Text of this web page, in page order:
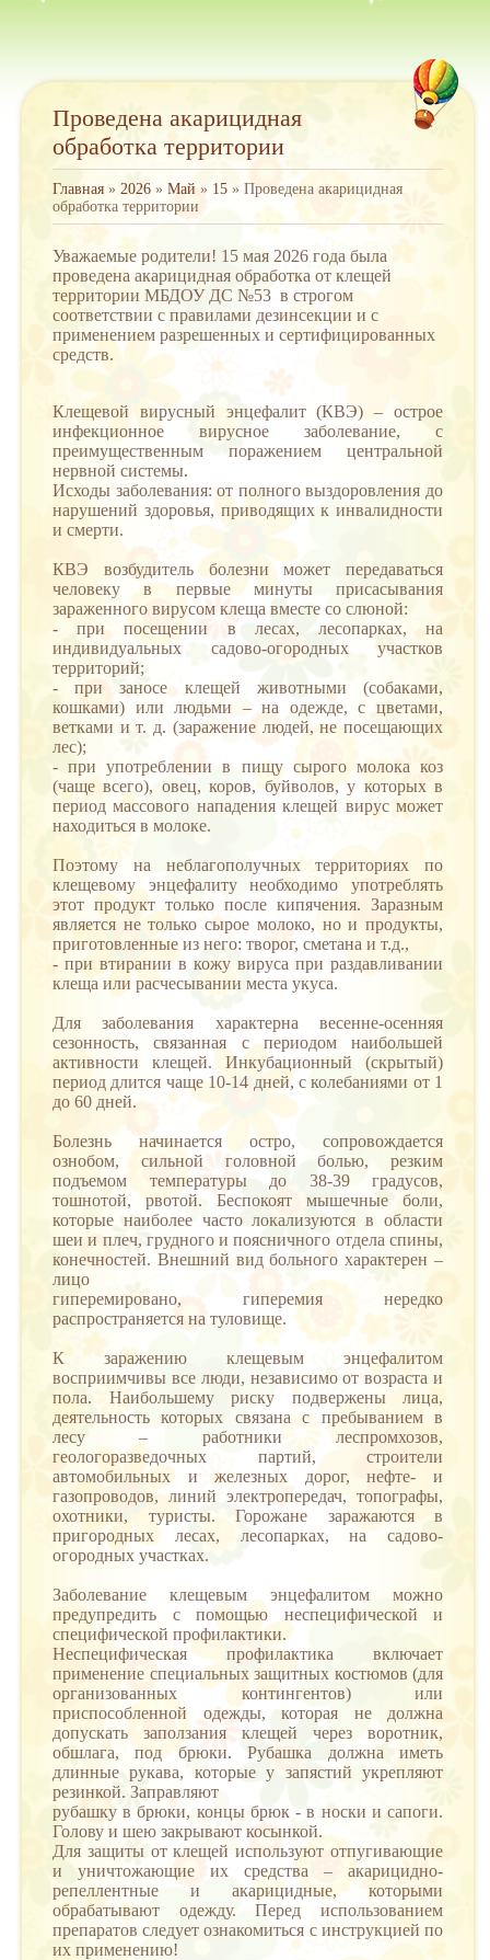
Проведена акарицидная
обработка территории
Главная » 2026 » Май » 15 » Проведена акарицидная
обработка территории
Уважаемые родители! 15 мая 2026 года была
проведена акарицидная обработка от клещей
территории МБДОУ ДС №53 в строгом
соответствии с правилами дезинсекции и с
применением разрешенных и сертифицированных
средств.
Клещевой вирусный энцефалит (КВЭ) – острое
инфекционное вирусное заболевание, с
преимущественным поражением центральной
нервной системы.
Исходы заболевания: от полного выздоровления до
нарушений здоровья, приводящих к инвалидности
и смерти.
КВЭ возбудитель болезни может передаваться
человеку в первые минуты присасывания
зараженного вирусом клеща вместе со слюной:
- при посещении в лесах, лесопарках, на
индивидуальных садово-огородных участков
территорий;
- при заносе клещей животными (собаками,
кошками) или людьми – на одежде, с цветами,
ветками и т. д. (заражение людей, не посещающих
лес);
- при употреблении в пищу сырого молока коз
(чаще всего), овец, коров, буйволов, у которых в
период массового нападения клещей вирус может
находиться в молоке.
Поэтому на неблагополучных территориях по
клещевому энцефалиту необходимо употреблять
этот продукт только после кипячения. Заразным
является не только сырое молоко, но и продукты,
приготовленные из него: творог, сметана и т.д.,
- при втирании в кожу вируса при раздавливании
клеща или расчесывании места укуса.
Для заболевания характерна весенне-осенняя
сезонность, связанная с периодом наибольшей
активности клещей. Инкубационный (скрытый)
период длится чаще 10-14 дней, с колебаниями от 1
до 60 дней.
Болезнь начинается остро, сопровождается
ознобом, сильной головной болью, резким
подъемом температуры до 38-39 градусов,
тошнотой, рвотой. Беспокоят мышечные боли,
которые наиболее часто локализуются в области
шеи и плеч, грудного и поясничного отдела спины,
конечностей. Внешний вид больного характерен –
лицо
гиперемировано, гиперемия нередко
распространяется на туловище.
К заражению клещевым энцефалитом
восприимчивы все люди, независимо от возраста и
пола. Наибольшему риску подвержены лица,
деятельность которых связана с пребыванием в
лесу – работники леспромхозов,
геологоразведочных партий, строители
автомобильных и железных дорог, нефте- и
газопроводов, линий электропередач, топографы,
охотники, туристы. Горожане заражаются в
пригородных лесах, лесопарках, на садово-
огородных участках.
Заболевание клещевым энцефалитом можно
предупредить с помощью неспецифической и
специфической профилактики.
Неспецифическая профилактика включает
применение специальных защитных костюмов (для
организованных контингентов) или
приспособленной одежды, которая не должна
допускать заползания клещей через воротник,
обшлага, под брюки. Рубашка должна иметь
длинные рукава, которые у запястий укрепляют
резинкой. Заправляют
рубашку в брюки, концы брюк - в носки и сапоги.
Голову и шею закрывают косынкой.
Для защиты от клещей используют отпугивающие
и уничтожающие их средства – акарицидно-
репеллентные и акарицидные, которыми
обрабатывают одежду. Перед использованием
препаратов следует ознакомиться с инструкцией по
их применению!